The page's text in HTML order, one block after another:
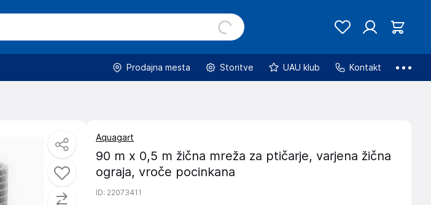
Prodajna mesta Storitve UAU klub Kontakt
Aquagart
90 m x 0,5 m žična mreža za ptičarje, varjena žična
ograja, vroče pocinkana
ID: 22073411